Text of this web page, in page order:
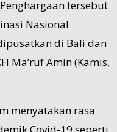
Penghargaan tersebut
Nasional
di Bali dan
Ma’ruf Amin (Kamis,
menyatakan rasa
Covid-19 seperti